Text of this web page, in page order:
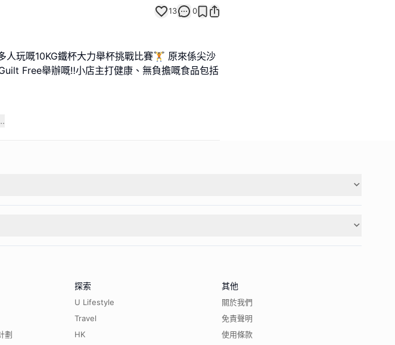
13 0
人玩嘅10KG鐵杯大力舉杯挑戰比賽🏋️ 原來係尖沙
Free舉辦嘅‼️小店主打健康、無負擔嘅食品包括
劃
探索
U Lifestyle
Travel
HK
其他
關於我們
免責聲明
使用條款